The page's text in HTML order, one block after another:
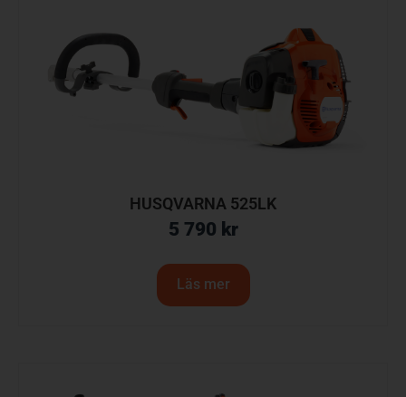
HUSQVARNA 525LK
5 790 kr
Läs mer